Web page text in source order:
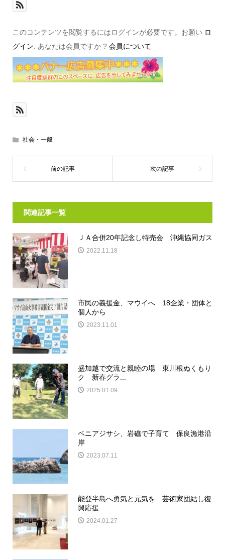
このコンテンツを閲覧するにはログインが必要です。お願い ロ
グイン . あなたは会員ですか ? 会員について
社会・一般
関連記事一覧
ＪＡ合併20年記念し特売会 沖縄協同ガス
2022.11.18
市民の義援金、マウイへ 18企業・団体と
個人から
2023.11.01
盛加越で交流と親睦の場 東川根ぬくもり
ク 新春グラ...
2025.01.09
ベニアジサシ、岩礁で子育て 保良漁港沿
岸
2023.07.11
能登半島へ勇気と元気を 芸術家団結し復
興応援
2024.01.27